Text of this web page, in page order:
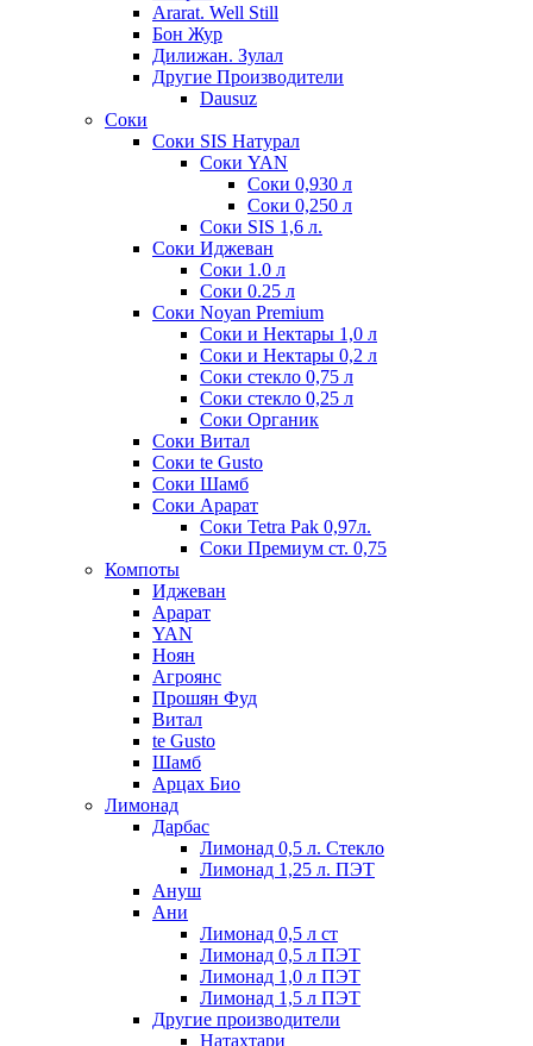
Ararat. Well Still
Бон Жур
Дилижан. Зулал
Другие Производители
Dausuz
Соки
Соки SIS Натурал
Соки YAN
Соки 0,930 л
Соки 0,250 л
Соки SIS 1,6 л.
Соки Иджеван
Соки 1.0 л
Соки 0.25 л
Соки Noyan Premium
Соки и Нектары 1,0 л
Соки и Нектары 0,2 л
Соки стекло 0,75 л
Соки стекло 0,25 л
Соки Органик
Соки Витал
Соки te Gusto
Соки Шамб
Соки Арарат
Соки Tetra Pak 0,97л.
Соки Премиум ст. 0,75
Компоты
Иджеван
Арарат
YAN
Ноян
Агроянс
Прошян Фуд
Витал
te Gusto
Шамб
Арцах Био
Лимонад
Дарбас
Лимонад 0,5 л. Стекло
Лимонад 1,25 л. ПЭТ
Ануш
Ани
Лимонад 0,5 л ст
Лимонад 0,5 л ПЭТ
Лимонад 1,0 л ПЭТ
Лимонад 1,5 л ПЭТ
Другие производители
Натахтари